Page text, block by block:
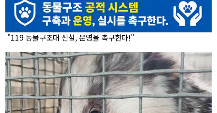
"119 동물구조대 신설, 운영을 촉구한다!"